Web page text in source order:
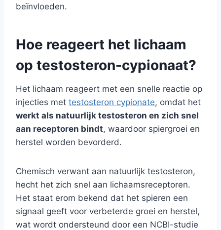
beïnvloeden.
Hoe reageert het lichaam
op testosteron-cypionaat?
Het lichaam reageert met een snelle reactie op
injecties met testosteron cypionate, omdat het
werkt als natuurlijk testosteron en zich snel
aan receptoren bindt, waardoor spiergroei en
herstel worden bevorderd.
Chemisch verwant aan natuurlijk testosteron,
hecht het zich snel aan lichaamsreceptoren.
Het staat erom bekend dat het spieren een
signaal geeft voor verbeterde groei en herstel,
wat wordt ondersteund door een NCBI-studie